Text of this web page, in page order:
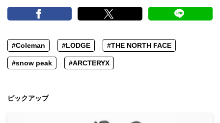
#Coleman #LODGE #THE NORTH FACE
#snow peak #ARCTERYX
ピックアップ